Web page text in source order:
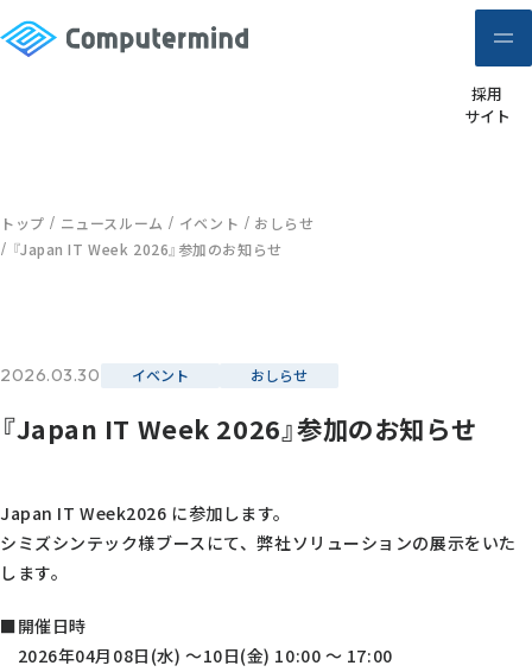
採用
サイト
トップ ニュースルーム イベント
おしらせ
『Japan IT Week 2026』参加のお知らせ
2026.03.30 イベント おしらせ
『Japan IT Week 2026』参加のお知らせ
Japan IT Week2026 に参加します。
シミズシンテック様ブースにて、弊社ソリューションの展示をいた
します。
■開催日時
2026年04月08日(水) ～10日(金) 10:00 ～ 17:00